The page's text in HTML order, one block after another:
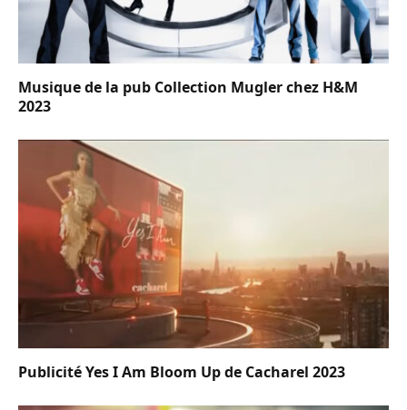
Musique de la pub Collection Mugler chez H&M
2023
Publicité Yes I Am Bloom Up de Cacharel 2023